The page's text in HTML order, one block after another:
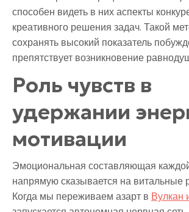
способен видеть в них аспекты
креативного решения задач. Такой
сохранять высокий показатель
препятствует возникновение
Роль чувств в
удержании
мотивации
Эмоциональная составляющая
напрямую сказывается на витальные
Когда мы переживаем азарт в Вулкан